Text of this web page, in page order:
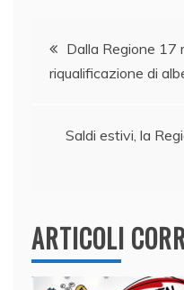
b
o
k
dI
n
Navigazione
articoli
Dalla Regione 17
riqualificazione di
Saldi estivi, la
ARTICOLI